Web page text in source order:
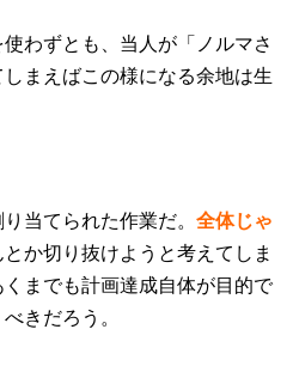
わずとも、当人が「ノルマさ
まえばこの様になる余地は生
当てられた作業だ。 全体じゃ
か切り抜けようと考えてしま
までも計画達成自体が目的で
きだろう。